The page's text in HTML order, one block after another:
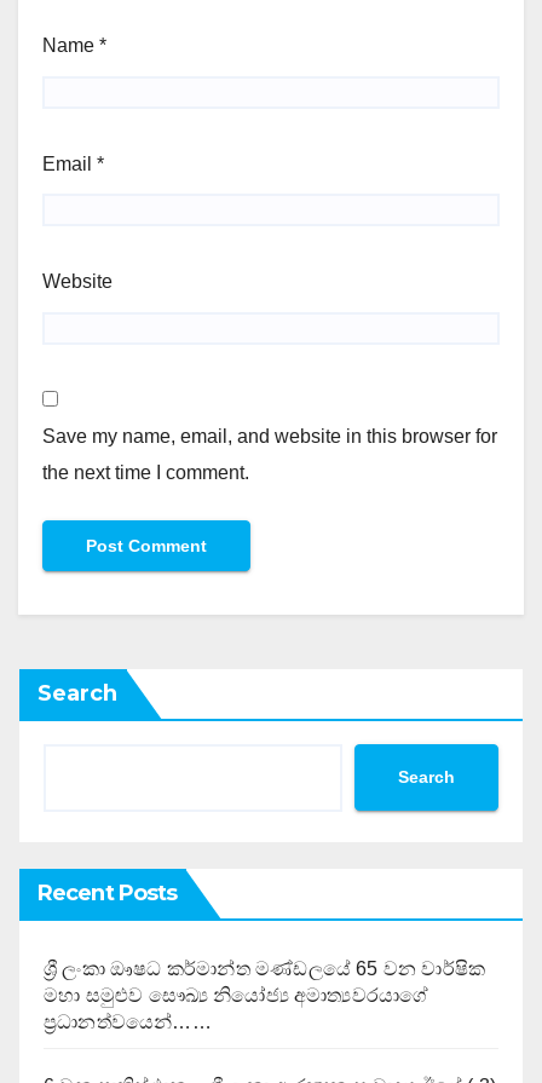
Name *
Email *
Website
Save my name, email, and website in this browser for
the next time I comment.
Search
Search
Recent Posts
ශ්‍රී ලංකා ඖෂධ කර්මාන්ත මණ්ඩලයේ 65 වන වාර්ෂික
මහා සමුළුව සෞඛ්‍ය නියෝජ්‍ය අමාත්‍යවරයාගේ
ප්‍රධානත්වයෙන්……